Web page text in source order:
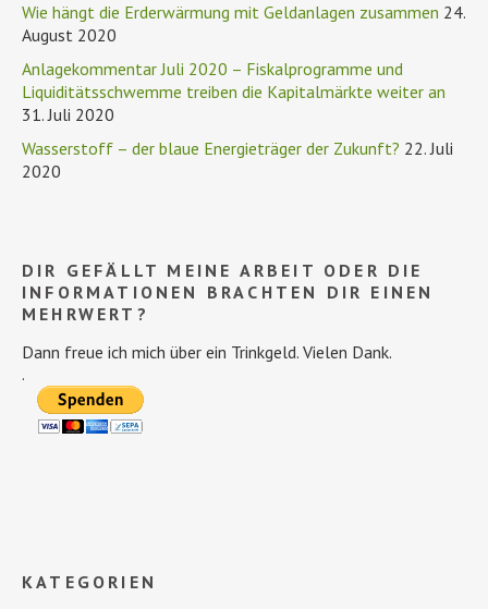
Wie hängt die Erderwärmung mit Geldanlagen zusammen 24.
August 2020
Anlagekommentar Juli 2020 – Fiskalprogramme und
Liquiditätsschwemme treiben die Kapitalmärkte weiter an
31. Juli 2020
Wasserstoff – der blaue Energieträger der Zukunft? 22. Juli
2020
DIR GEFÄLLT MEINE ARBEIT ODER DIE
INFORMATIONEN BRACHTEN DIR EINEN
MEHRWERT?
Dann freue ich mich über ein Trinkgeld. Vielen Dank.
.
KATEGORIEN